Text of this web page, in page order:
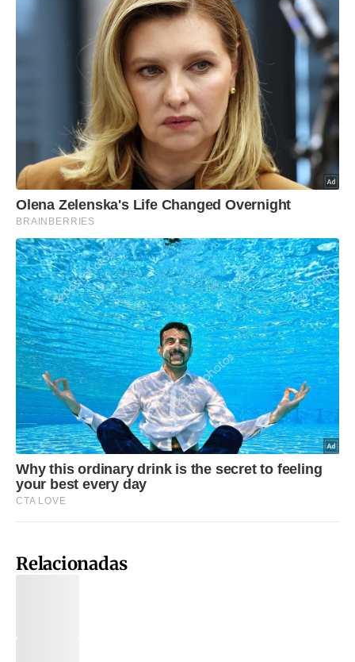
Relacionadas